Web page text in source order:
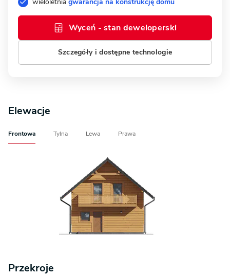
Szczegóły i dostępne technologie
Wyceń - stan deweloperski
Elewacje
Frontowa Tylna Lewa Prawa
Przekroje